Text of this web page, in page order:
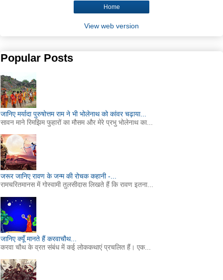
Home
View web version
Popular Posts
जानिए मर्यादा पुरुषोत्तम राम ने भी भोलेनाथ को कांवर चढ़ाया...
सावन माने रिमझिम फुहारों का मौसम और मेरे प्रभु भोलेनाथ का...
जरूर जानिए रावण के जन्म की रोचक कहानी -...
रामचरितमानस में गोस्वामी तुलसीदास लिखते हैं कि रावण इतना...
जानिए क्यूँ मानते हैं करवाचौथ...
करवा चौथ के व्रत संबंध में कई लोककथाएं प्रचलित हैं। एक...